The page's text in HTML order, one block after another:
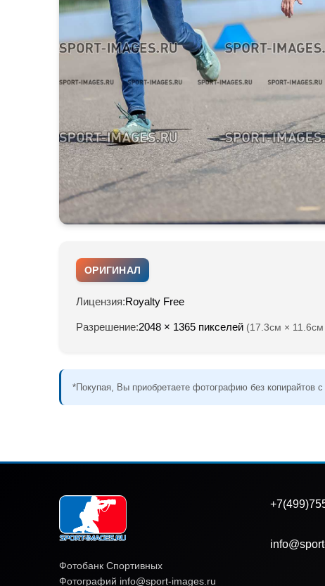
ОРИГИНАЛ
Лицензия:Royalty Free
Разрешение:2048 × 1365 пикселей (17.3см ×
*Покупая, Вы приобретаете фотографию без копирайтов
Фотобанк Спортивных
Фотографий info@sport-images.ru